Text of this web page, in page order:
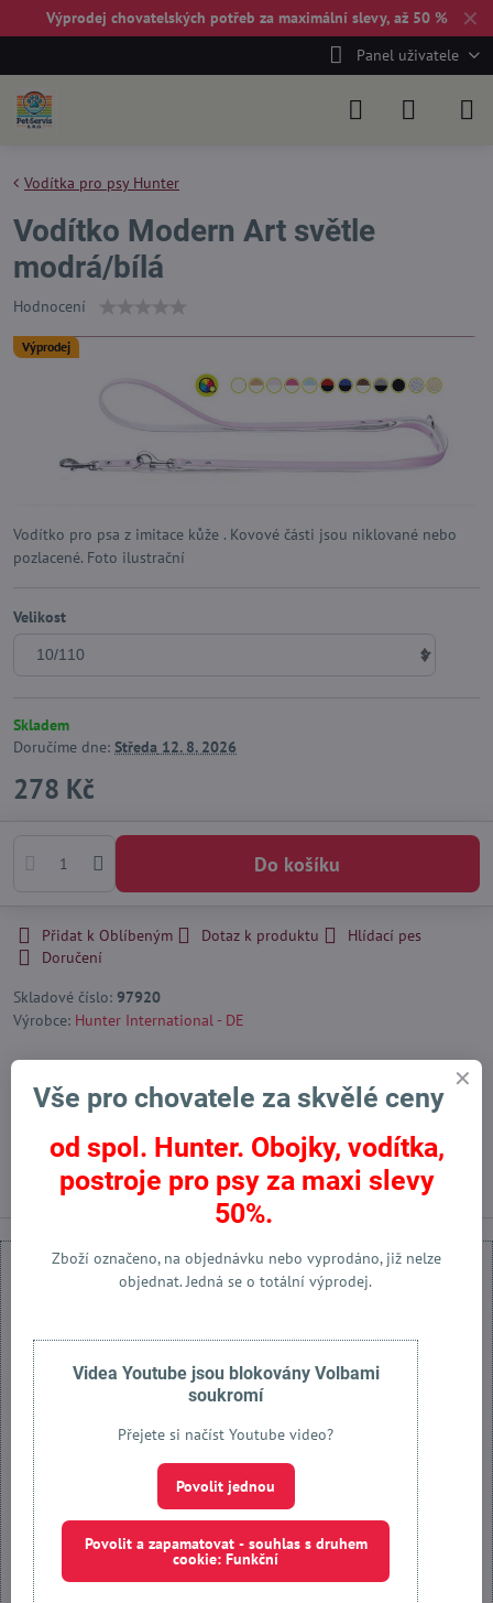
✕
Výprodej chovatelských potřeb za maximální slevy, až 50 %
Panel uživatele
Výprodej
Vodítka pro psy Hunter
Vodítko Modern Art světle
modrá/bílá
Hodnocení
Vodítko pro psa z imitace kůže . Kovové části jsou niklované nebo
pozlacené. Foto ilustrační
Velikost
Skladem
Doručíme dne: Středa 12. 8. 2026
278 Kč
Do košíku
Přidat k Oblíbeným Dotaz k produktu
Hlídací pes
Doručení
Skladové číslo: 97920
Výrobce: Hunter International - DE
FacebookTwitterBlueskyPinterestReddit LinkedInWhatsApp
E-
mail
Předchozí produkt Následující produkt
Externí obsah je blokován Volbami soukromí
Přejete si načíst externí obsah?
Povolit a zapamatovat - souhlas s druhem cookie: Funkční
Otevřít obsah v novém okně
Vše pro chovatele za skvělé ceny
od spol. Hunter. Obojky, vodítka,
postroje pro psy za maxi slevy
50%.
Zboží označeno, na objednávku nebo vyprodáno, již nelze
objednat. Jedná se o totální výprodej.
Videa Youtube jsou blokovány Volbami
soukromí
Přejete si načíst Youtube video?
Povolit jednou
Povolit a zapamatovat - souhlas s druhem
cookie: Funkční